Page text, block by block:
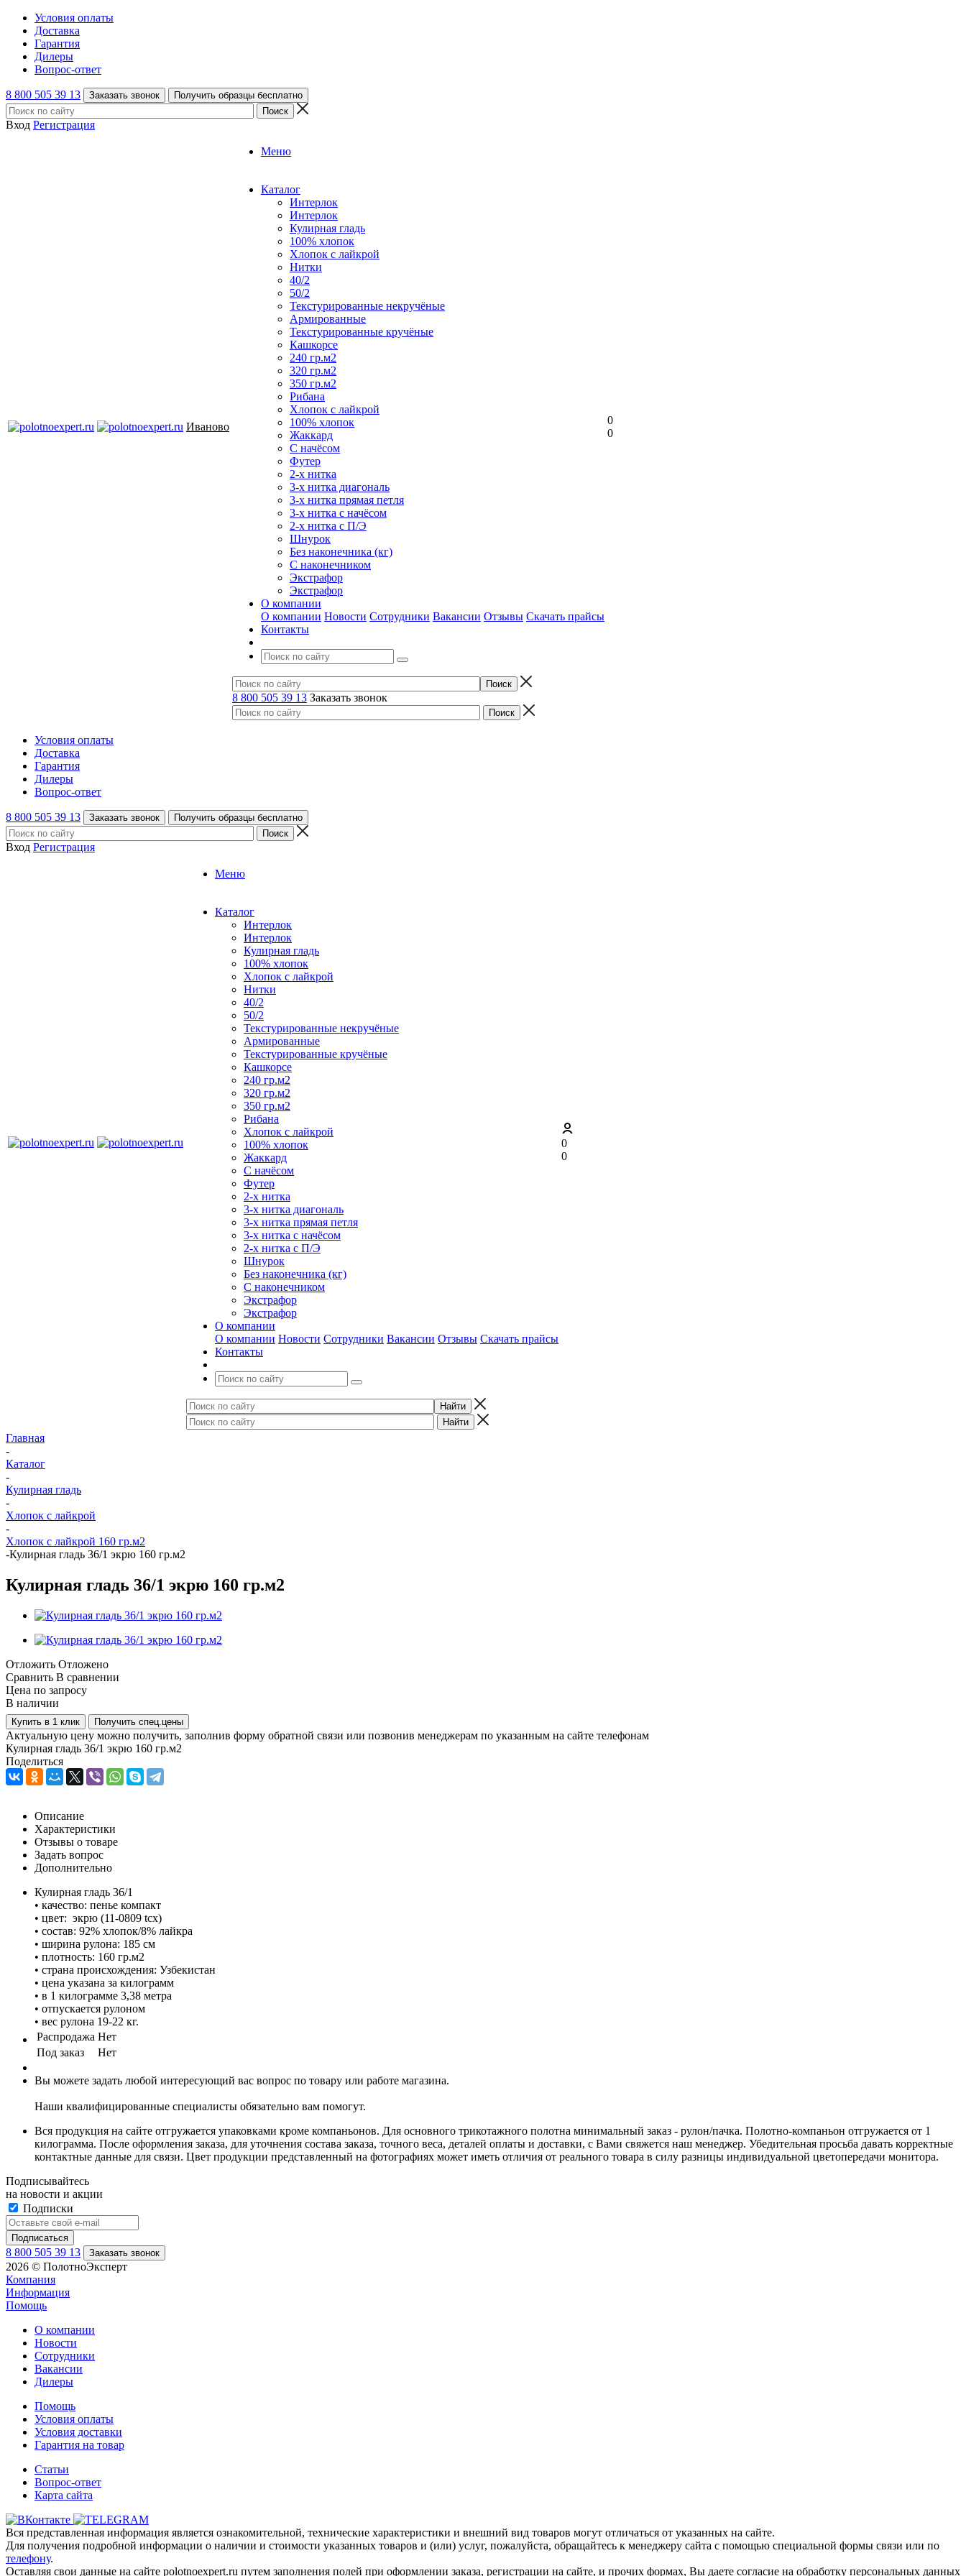
Условия оплаты
Доставка
Гарантия
Дилеры
Вопрос-ответ
8 800 505 39 13 Заказать звонок Получить образцы бесплатно
Вход Регистрация
Иваново
Меню
Каталог
Интерлок
Интерлок
Кулирная гладь
100% хлопок
Хлопок с лайкрой
Нитки
40/2
50/2
Текстурированные некручёные
Армированные
Текстурированные кручёные
Кашкорсе
240 гр.м2
320 гр.м2
350 гр.м2
Рибана
Хлопок с лайкрой
100% хлопок
Жаккард
С начёсом
Футер
2-х нитка
3-х нитка диагональ
3-х нитка прямая петля
3-х нитка с начёсом
2-х нитка с П/Э
Шнурок
Без наконечника (кг)
С наконечником
Экстрафор
Экстрафор
О компании
О компании Новости Сотрудники Вакансии Отзывы Скачать прайсы
Контакты
8 800 505 39 13 Заказать звонок
0
0
Условия оплаты
Доставка
Гарантия
Дилеры
Вопрос-ответ
8 800 505 39 13 Заказать звонок Получить образцы бесплатно
Вход Регистрация
Меню
Каталог
Интерлок
Интерлок
Кулирная гладь
100% хлопок
Хлопок с лайкрой
Нитки
40/2
50/2
Текстурированные некручёные
Армированные
Текстурированные кручёные
Кашкорсе
240 гр.м2
320 гр.м2
350 гр.м2
Рибана
Хлопок с лайкрой
100% хлопок
Жаккард
С начёсом
Футер
2-х нитка
3-х нитка диагональ
3-х нитка прямая петля
3-х нитка с начёсом
2-х нитка с П/Э
Шнурок
Без наконечника (кг)
С наконечником
Экстрафор
Экстрафор
О компании
О компании Новости Сотрудники Вакансии Отзывы Скачать прайсы
Контакты
0
0
Главная
-
Каталог
-
Кулирная гладь
-
Хлопок с лайкрой
-
Хлопок с лайкрой 160 гр.м2
-Кулирная гладь 36/1 экрю 160 гр.м2
Кулирная гладь 36/1 экрю 160 гр.м2
Отложить Отложено
Сравнить В сравнении
Цена по запросу
В наличии
Купить в 1 клик Получить спец.цены
Актуальную цену можно получить, заполнив форму обратной связи или позвонив менеджерам по указанным на сайте телефонам
Кулирная гладь 36/1 экрю 160 гр.м2
Поделиться
Описание
Характеристики
Отзывы о товаре
Задать вопрос
Дополнительно
Кулирная гладь 36/1
• качество: пенье компакт
• цвет: экрю (11-0809 tcx)
• состав: 92% хлопок/8% лайкра
• ширина рулона: 185 см
• плотность: 160 гр.м2
• страна происхождения: Узбекистан
• цена указана за килограмм
• в 1 килограмме 3,38 метра
• отпускается рулоном
• вес рулона 19-22 кг.
Распродажа Нет
Под заказ
Нет
Вы можете задать любой интересующий вас вопрос по товару или работе магазина.
Наши квалифицированные специалисты обязательно вам помогут.
Вся продукция на сайте отгружается упаковками кроме компаньонов. Для основного трикотажного полотна минимальный заказ - рулон/пачка. Полотно-компаньон отгружается от 1
килограмма. После оформления заказа, для уточнения состава заказа, точного веса, деталей оплаты и доставки, с Вами свяжется наш менеджер. Убедительная просьба давать корректные
контактные данные для связи. Цвет продукции представленный на фотографиях может иметь отличия от реального товара в силу разницы индивидуальной цветопередачи монитора.
Подписывайтесь
на новости и акции
Подписки
8 800 505 39 13 Заказать звонок
2026 © ПолотноЭксперт
Компания
Информация
Помощь
О компании
Новости
Сотрудники
Вакансии
Дилеры
Помощь
Условия оплаты
Условия доставки
Гарантия на товар
Статьи
Вопрос-ответ
Карта сайта
Вся представленная информация является ознакомительной, технические характеристики и внешний вид товаров могут отличаться от указанных на сайте.
Для получения подробной информации о наличии и стоимости указанных товаров и (или) услуг, пожалуйста, обращайтесь к менеджеру сайта с помощью специальной формы связи или по
телефону.
Оставляя свои данные на сайте polotnoexpert.ru путем заполнения полей при оформлении заказа, регистрации на сайте, и прочих формах, Вы даете согласие на обработку персональных данных